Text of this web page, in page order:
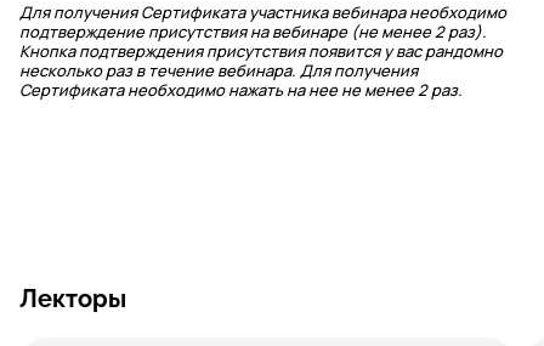
Для получения Сертификата участника вебинара необходимо
подтверждение присутствия на вебинаре (не менее 2 раз).
Кнопка подтверждения присутствия появится у вас рандомно
несколько раз в течение вебинара. Для получения
Сертификата необходимо нажать на нее не менее 2 раз.
Лекторы